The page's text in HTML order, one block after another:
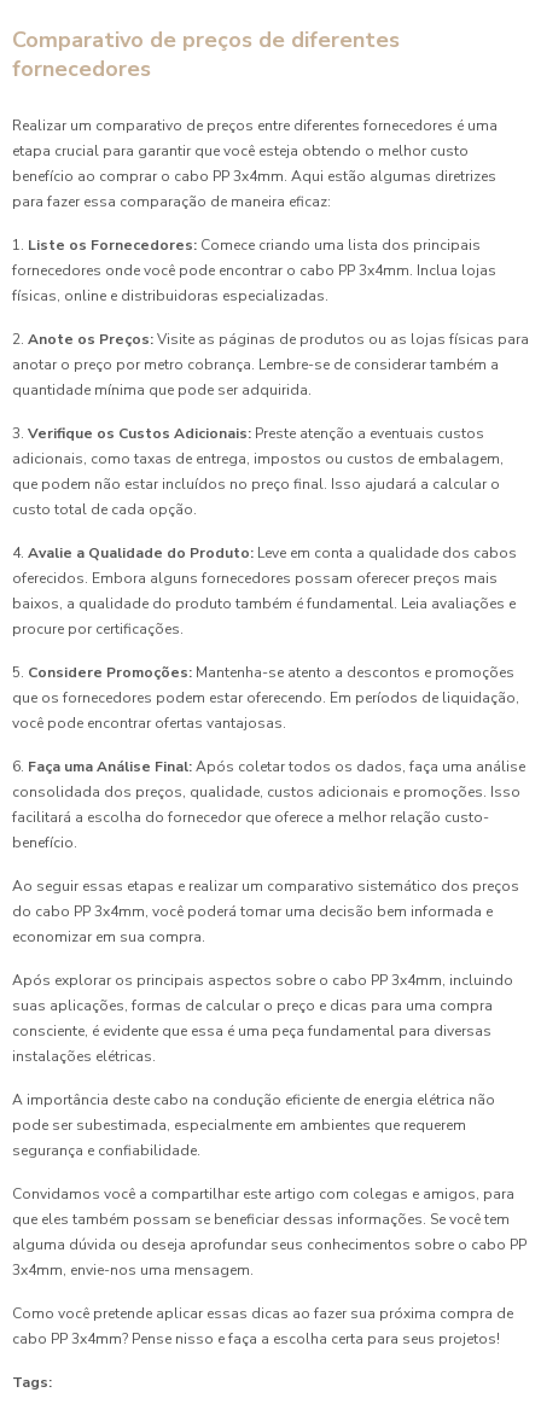
Comparativo de preços de diferentes
fornecedores
Realizar um comparativo de preços entre diferentes fornecedores é uma
etapa crucial para garantir que você esteja obtendo o melhor custo
benefício ao comprar o cabo PP 3x4mm. Aqui estão algumas diretrizes
para fazer essa comparação de maneira eficaz:
1. Liste os Fornecedores: Comece criando uma lista dos principais
fornecedores onde você pode encontrar o cabo PP 3x4mm. Inclua lojas
físicas, online e distribuidoras especializadas.
2. Anote os Preços:Visite as páginas de produtos ou as lojas físicas para
anotar o preço por metro cobrança. Lembre-se de considerar também a
quantidade mínima que pode ser adquirida.
3. Verifique os Custos Adicionais: Preste atenção a eventuais custos
adicionais, como taxas de entrega, impostos ou custos de embalagem,
que podem não estar incluídos no preço final. Isso ajudará a calcular o
custo total de cada opção.
4. Avalie a Qualidade do Produto: Leve em conta a qualidade dos cabos
oferecidos. Embora alguns fornecedores possam oferecer preços mais
baixos, a qualidade do produto também é fundamental. Leia avaliações e
procure por certificações.
5. Considere Promoções: Mantenha-se atento a descontos e promoções
que os fornecedores podem estar oferecendo. Em períodos de liquidação,
você pode encontrar ofertas vantajosas.
6. Faça uma Análise Final:Após coletar todos os dados, faça uma análise
consolidada dos preços, qualidade, custos adicionais e promoções. Isso
facilitará a escolha do fornecedor que oferece a melhor relação custo-
benefício.
Ao seguir essas etapas e realizar um comparativo sistemático dos preços
do cabo PP 3x4mm, você poderá tomar uma decisão bem informada e
economizar em sua compra.
Após explorar os principais aspectos sobre o cabo PP 3x4mm, incluindo
suas aplicações, formas de calcular o preço e dicas para uma compra
consciente, é evidente que essa é uma peça fundamental para diversas
instalações elétricas.
A importância deste cabo na condução eficiente de energia elétrica não
pode ser subestimada, especialmente em ambientes que requerem
segurança e confiabilidade.
Convidamos você a compartilhar este artigo com colegas e amigos, para
que eles também possam se beneficiar dessas informações. Se você tem
alguma dúvida ou deseja aprofundar seus conhecimentos sobre o cabo PP
3x4mm, envie-nos uma mensagem.
Como você pretende aplicar essas dicas ao fazer sua próxima compra de
cabo PP 3x4mm? Pense nisso e faça a escolha certa para seus projetos!
Tags: